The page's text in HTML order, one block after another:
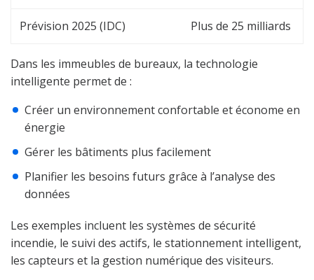
Prévision 2025 (IDC) Plus de 25 milliards
Dans les immeubles de bureaux, la technologie
intelligente permet de :
Créer un environnement confortable et économe en
énergie
Gérer les bâtiments plus facilement
Planifier les besoins futurs grâce à l’analyse des
données
Les exemples incluent les systèmes de sécurité
incendie, le suivi des actifs, le stationnement intelligent,
les capteurs et la gestion numérique des visiteurs.